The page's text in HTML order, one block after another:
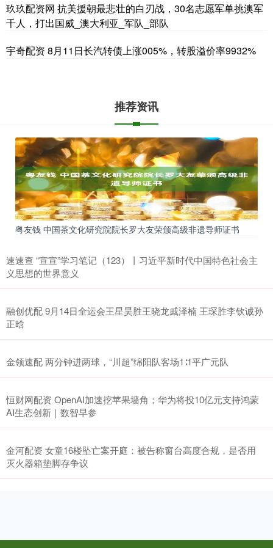
玖玖配资网 抗美援朝最悲壮的白刃战，30名志愿军单挑澳军
千人，打出国威_澳大利亚_军队_部队
宇奇配资 8月11日长汽转债上涨005%，转股溢价率9932%
推荐资讯
粤友钱 中国茶文化研究院院长罗大友荣颁高级非遗导师证书
速速查 “宣宣”学习笔记（123）丨习近平新时代中国特色社会主
义思想的世界意义
融创优配 9月14日全运会王星昊胜王晓龙戚泽楠 王琛胜李钦诚孙
正晗
金领速配 两分钟进两球，“川超”绵阳队客场1∶1平广元队
恒财网配资 OpenAI加速挖苹果墙角；华为将投10亿元支持鸿蒙
AI生态创新｜数智早参
金河配资 女童16楼坠亡案开庭：被告称窗台高度合规，是否用
灭火器箱垫脚存争议